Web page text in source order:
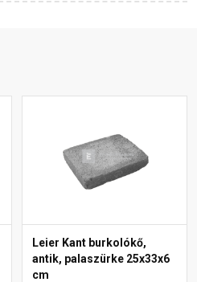
Leier Kant burkolókő,
antik, palaszürke 25x33x6
cm